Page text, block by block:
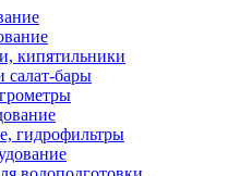
кипятильники
салат-бары
гидрофильтры